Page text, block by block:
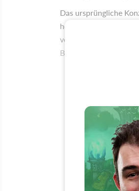
Das ursprüngliche
herausgekommen ist.
verkommt, sondern
Bedeutung der Qunari